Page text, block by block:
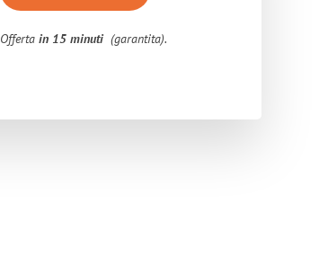
Offertain 15 minuti (garantita).